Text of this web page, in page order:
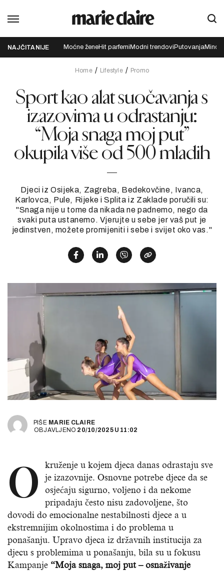
NAJČITANIJE Moćne ženeHit parfemi Modni trendovi Putovanja
Home Lifestyle Promo
Sport kao alat suočavanja s
izazovima u odrastanju:
“Moja snaga moj put”
okupila više od 500 mladih
Djeci iz Osijeka, Zagreba, Bedekovčine, Ivanca,
Karlovca, Pule, Rijeke i Splita iz Zaklade poručili su:
"Snaga nije u tome da nikada ne padnemo, nego da
svaki puta ustanemo. Vjerujte u sebe jer vaš put je
jedinstven, možete promijeniti i sebe i svijet oko vas."
PIŠE MARIE CLAIRE
OBJAVLJENO 20/10/2025 U 11:02
O
kruženje u kojem djeca danas odrastaju sve
je izazovnije. Osnovne potrebe djece da se
osjećaju sigurno, voljeno i da nekome
pripadaju često nisu zadovoljene, što
dovodi do emocionalne nestabilnosti djece a u
ekstremnijim okolnostima i do problema u
ponašanju. Upravo djeca iz državnih institucija za
djecu s problemima u ponašanju, bila su u fokusu
Kampanje “Moja snaga, moj put – osnaživanje